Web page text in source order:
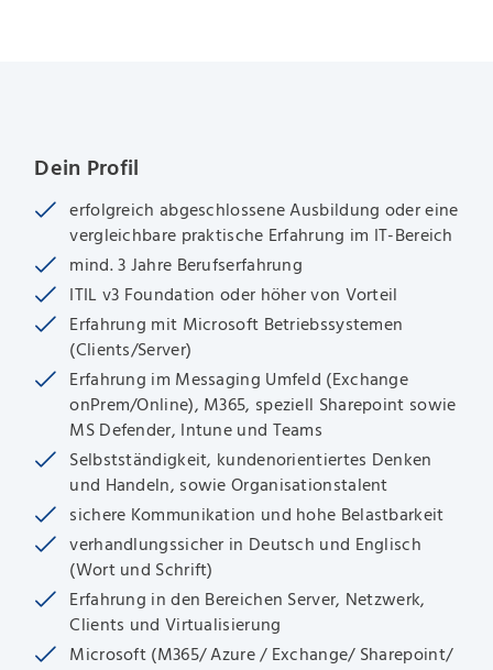
Dein Profil
erfolgreich abgeschlossene Ausbildung oder eine
vergleichbare praktische Erfahrung im IT-Bereich
mind. 3 Jahre Berufserfahrung
ITIL v3 Foundation oder höher von Vorteil
Erfahrung mit Microsoft Betriebssystemen
(Clients/Server)
Erfahrung im Messaging Umfeld (Exchange
onPrem/Online), M365, speziell Sharepoint sowie
MS Defender, Intune und Teams
Selbstständigkeit, kundenorientiertes Denken
und Handeln, sowie Organisationstalent
sichere Kommunikation und hohe Belastbarkeit
verhandlungssicher in Deutsch und Englisch
(Wort und Schrift)
Erfahrung in den Bereichen Server, Netzwerk,
Clients und Virtualisierung
Microsoft (M365/ Azure / Exchange/ Sharepoint/